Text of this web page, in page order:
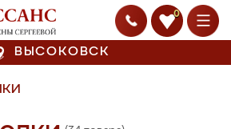
0
ВЫСОКОВСК